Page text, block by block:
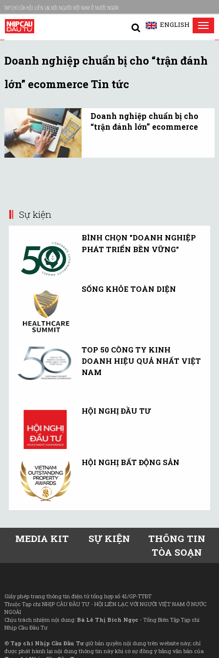
TẠP CHÍ CỦA HỘI LIÊN LẠC VỚI NGƯỜI VIỆT NAM Ở NƯỚC NGOÀI
ENGLISH
Doanh nghiệp chuẩn bị cho “trận đánh
lớn” ecommerce Tin tức
Doanh nghiệp chuẩn bị cho
“trận đánh lớn” ecommerce
Sự kiện
BÌNH CHỌN "DOANH NGHIỆP
PHÁT TRIỂN BỀN VỮNG"
SỐNG KHỎE TOÀN DIỆN
TOP 50 CÔNG TY KINH
DOANH HIỆU QUẢ NHẤT VIỆT
NAM
HỘI NGHỊ ĐẦU TƯ
HỘI NGHỊ BẤT ĐỘNG SẢN
MEDIA KIT SỰ KIỆN
THÔNG TIN
TÒA SOẠN
Giấy phép trang thông tin điện tử tổng hợp số 41/GP-TTĐT
Thuộc Tạp chí NHỊP CẦU ĐẦU TƯ - HỘI LIÊN LẠC VỚI NGƯỜI VIỆT NAM Ở NƯỚC
NGOÀI
Chịu trách nhiệm nội dung: Bà Lê Thị Bích Ngọc - Tổng Biên Tập Tạp chí
Nhịp Cầu Đầu Tư
© Tạp chí Nhịp Cầu Đầu Tưgiữ bản quyền nội dung trên website này; chỉ
được phát hành lại nội dung thông tin này khi có sự đồng ý bằng văn bản của